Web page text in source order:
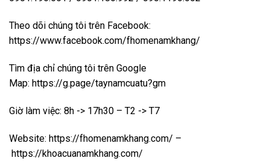
Theo dõi chúng tôi trên Facebook:
https://www.facebook.com/fhomenamkhang/
Tìm địa chỉ chúng tôi trên Google
Map: https://g.page/taynamcuatu?gm
Giờ làm việc: 8h -> 17h30 – T2 -> T7
Website: https://fhomenamkhang.com/ –
https://khoacuanamkhang.com/